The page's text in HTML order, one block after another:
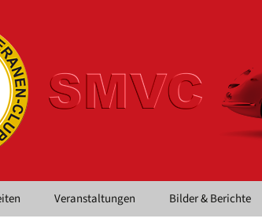
Veranstaltungen Bilder & Berichte